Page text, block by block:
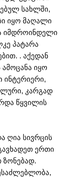
სახლში,
იყო მაღალი
იმდროინდელი
პატარა
. აქედან
იყო
ინტერიერი,
კარგად
წყვილის
ღია სივრცის
ერთი